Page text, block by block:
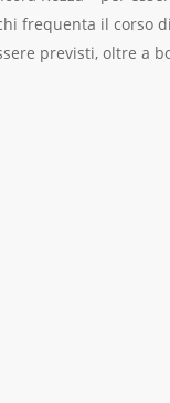
frequenta il corso
previsti, oltre